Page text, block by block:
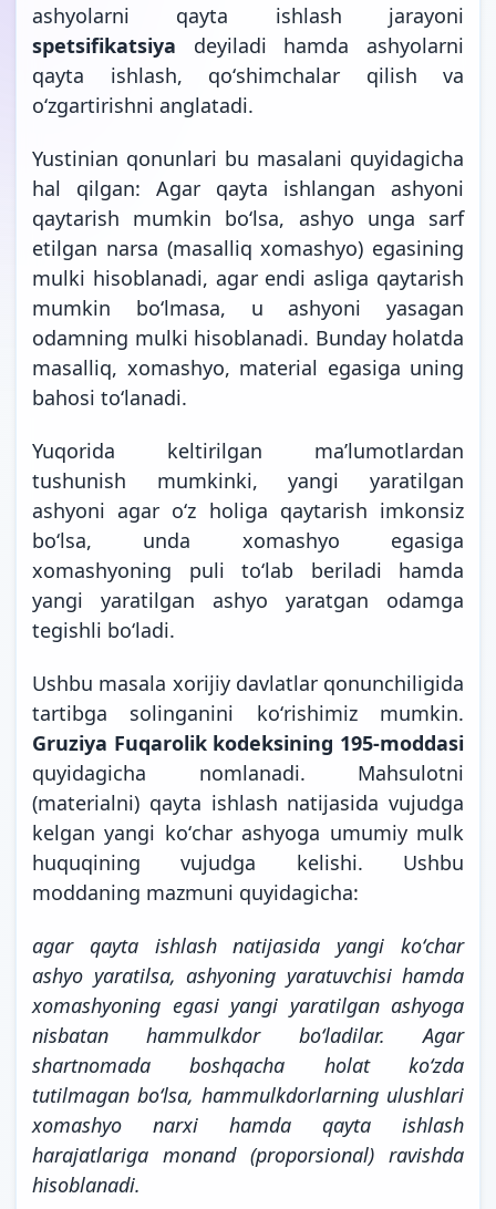
ashyolarni qayta ishlash jarayoni
spetsifikatsiya deyiladi hamda ashyolarni
qayta ishlash, qoʻshimchalar qilish va
oʻzgartirishni anglatadi.
Yustinian qonunlari bu masalani quyidagicha
hal qilgan: Agar qayta ishlangan ashyoni
qaytarish mumkin boʻlsa, ashyo unga sarf
etilgan narsa (masalliq xomashyo) egasining
mulki hisoblanadi, agar endi asliga qaytarish
mumkin boʻlmasa, u ashyoni yasagan
odamning mulki hisoblanadi. Bunday holatda
masalliq, xomashyo, material egasiga uning
bahosi toʻlanadi.
Yuqorida keltirilgan maʼlumotlardan
tushunish mumkinki, yangi yaratilgan
ashyoni agar oʻz holiga qaytarish imkonsiz
boʻlsa, unda xomashyo egasiga
xomashyoning puli toʻlab beriladi hamda
yangi yaratilgan ashyo yaratgan odamga
tegishli boʻladi.
Ushbu masala xorijiy davlatlar qonunchiligida
tartibga solinganini koʻrishimiz mumkin.
Gruziya Fuqarolik kodeksining 195-moddasi
quyidagicha nomlanadi. Mahsulotni
(materialni) qayta ishlash natijasida vujudga
kelgan yangi koʻchar ashyoga umumiy mulk
huquqining vujudga kelishi. Ushbu
moddaning mazmuni quyidagicha:
agar qayta ishlash natijasida yangi koʻchar
ashyo yaratilsa, ashyoning yaratuvchisi hamda
xomashyoning egasi yangi yaratilgan ashyoga
nisbatan hammulkdor boʻladilar. Agar
shartnomada boshqacha holat koʻzda
tutilmagan boʻlsa, hammulkdorlarning ulushlari
xomashyo narxi hamda qayta ishlash
harajatlariga monand (proporsional) ravishda
hisoblanadi.